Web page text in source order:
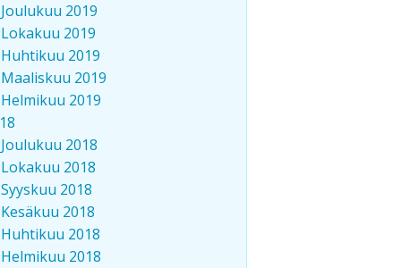
Joulukuu 2019
Lokakuu 2019
Huhtikuu 2019
Maaliskuu 2019
Helmikuu 2019
Joulukuu 2018
Lokakuu 2018
Syyskuu 2018
Kesäkuu 2018
Huhtikuu 2018
Helmikuu 2018